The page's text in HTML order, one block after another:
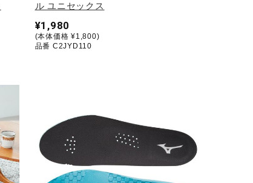
ル ユニセックス
¥1,980
(本体価格 ¥1,800)
品番 C2JYD110